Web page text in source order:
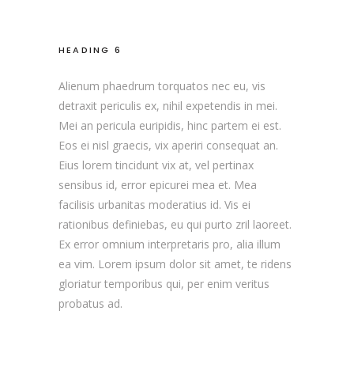
HEADING 6
Alienum phaedrum torquatos nec eu, vis
detraxit periculis ex, nihil expetendis in mei.
Mei an pericula euripidis, hinc partem ei est.
Eos ei nisl graecis, vix aperiri consequat an.
Eius lorem tincidunt vix at, vel pertinax
sensibus id, error epicurei mea et. Mea
facilisis urbanitas moderatius id. Vis ei
rationibus definiebas, eu qui purto zril laoreet.
Ex error omnium interpretaris pro, alia illum
ea vim. Lorem ipsum dolor sit amet, te ridens
gloriatur temporibus qui, per enim veritus
probatus ad.